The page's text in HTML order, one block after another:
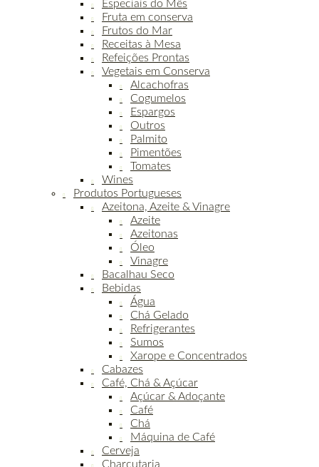
Especiais do Mês
Fruta em conserva
Frutos do Mar
Receitas à Mesa
Refeições Prontas
Vegetais em Conserva
Alcachofras
Cogumelos
Espargos
Outros
Palmito
Pimentões
Tomates
Wines
Produtos Portugueses
Azeitona, Azeite & Vinagre
Azeite
Azeitonas
Óleo
Vinagre
Bacalhau Seco
Bebidas
Água
Chá Gelado
Refrigerantes
Sumos
Xarope e Concentrados
Cabazes
Café, Chá & Açúcar
Açúcar & Adoçante
Café
Chá
Máquina de Café
Cerveja
Charcutaria